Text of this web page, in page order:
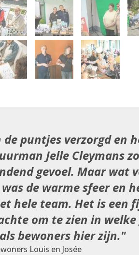
puntjes verzorgd en
Jelle Cleymans
gevoel. Maar wat
de warme sfeer en
hele team. Het is een
om te zien in welke
bewoners hier zijn.
Louis en Josée